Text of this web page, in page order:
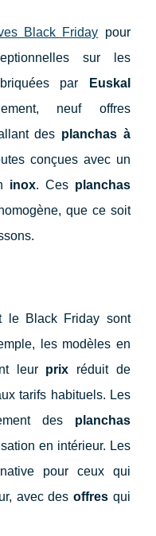
Black Friday pour
sur les
par
Euskal
neuf offres
des planchas à
conçues avec un
inox. Ces planchas
homogène, que ce soit
le Black Friday sont
les modèles en
leur prix réduit de
tarifs habituels. Les
des planchas
en intérieur. Les
pour ceux qui
avec des offresqui